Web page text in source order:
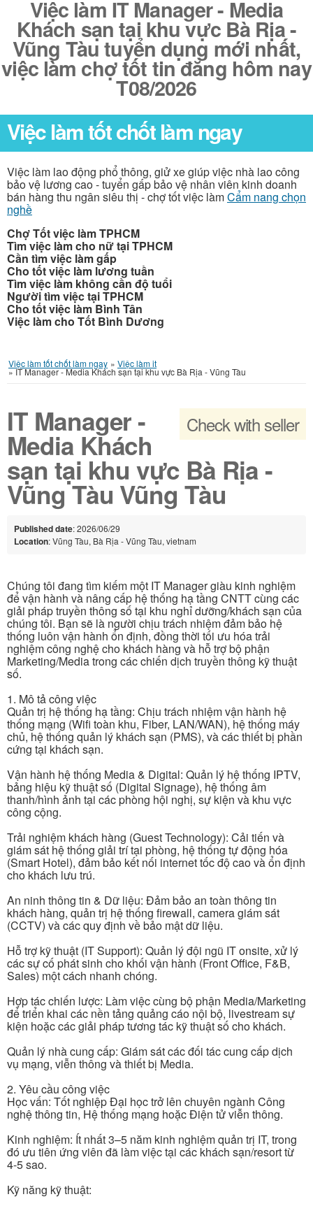
Việc làm IT Manager - Media
Khách sạn tại khu vực Bà Rịa -
Vũng Tàu tuyển dụng mới nhất,
việc làm chợ tốt tin đăng hôm nay
T08/2026
Việc làm tốt chốt làm ngay
Việc làm lao động phổ thông, giử xe giúp việc nhà lao công
bảo vệ lương cao - tuyển gấp bảo vệ nhân viên kinh doanh
bán hàng thu ngân siêu thị - chợ tốt việc làmCẩm nang chọn
nghề
Chợ Tốt việc làm TPHCM
Tìm việc làm cho nữ tại TPHCM
Cần tìm việc làm gấp
Cho tốt việc làm lương tuần
Tìm việc làm không cần độ tuổi
Người tìm việc tại TPHCM
Cho tốt việc làm Bình Tân
Việc làm cho Tốt Bình Dương
Việc làm tốt chốt làm ngay » Việc làm it
»IT Manager - Media Khách sạn tại khu vực Bà Rịa - Vũng Tàu
Check with seller
IT Manager -
Media Khách
sạn tại khu vực Bà Rịa -
Vũng Tàu Vũng Tàu
Published date: 2026/06/29
Location: Vũng Tàu, Bà Rịa - Vũng Tàu, vietnam
Chúng tôi đang tìm kiếm một IT Manager giàu kinh nghiệm
để vận hành và nâng cấp hệ thống hạ tầng CNTT cùng các
giải pháp truyền thông số tại khu nghỉ dưỡng/khách sạn của
chúng tôi. Bạn sẽ là người chịu trách nhiệm đảm bảo hệ
thống luôn vận hành ổn định, đồng thời tối ưu hóa trải
nghiệm công nghệ cho khách hàng và hỗ trợ bộ phận
Marketing/Media trong các chiến dịch truyền thông kỹ thuật
số.
1. Mô tả công việc
Quản trị hệ thống hạ tầng: Chịu trách nhiệm vận hành hệ
thống mạng (Wifi toàn khu, Fiber, LAN/WAN), hệ thống máy
chủ, hệ thống quản lý khách sạn (PMS), và các thiết bị phần
cứng tại khách sạn.
Vận hành hệ thống Media & Digital: Quản lý hệ thống IPTV,
bảng hiệu kỹ thuật số (Digital Signage), hệ thống âm
thanh/hình ảnh tại các phòng hội nghị, sự kiện và khu vực
công cộng.
Trải nghiệm khách hàng (Guest Technology): Cải tiến và
giám sát hệ thống giải trí tại phòng, hệ thống tự động hóa
(Smart Hotel), đảm bảo kết nối internet tốc độ cao và ổn định
cho khách lưu trú.
An ninh thông tin & Dữ liệu: Đảm bảo an toàn thông tin
khách hàng, quản trị hệ thống firewall, camera giám sát
(CCTV) và các quy định về bảo mật dữ liệu.
Hỗ trợ kỹ thuật (IT Support): Quản lý đội ngũ IT onsite, xử lý
các sự cố phát sinh cho khối vận hành (Front Office, F&B,
Sales) một cách nhanh chóng.
Hợp tác chiến lược: Làm việc cùng bộ phận Media/Marketing
để triển khai các nền tảng quảng cáo nội bộ, livestream sự
kiện hoặc các giải pháp tương tác kỹ thuật số cho khách.
Quản lý nhà cung cấp: Giám sát các đối tác cung cấp dịch
vụ mạng, viễn thông và thiết bị Media.
2. Yêu cầu công việc
Học vấn: Tốt nghiệp Đại học trở lên chuyên ngành Công
nghệ thông tin, Hệ thống mạng hoặc Điện tử viễn thông.
Kinh nghiệm: Ít nhất 3–5 năm kinh nghiệm quản trị IT, trong
đó ưu tiên ứng viên đã làm việc tại các khách sạn/resort từ
4-5 sao.
Kỹ năng kỹ thuật: